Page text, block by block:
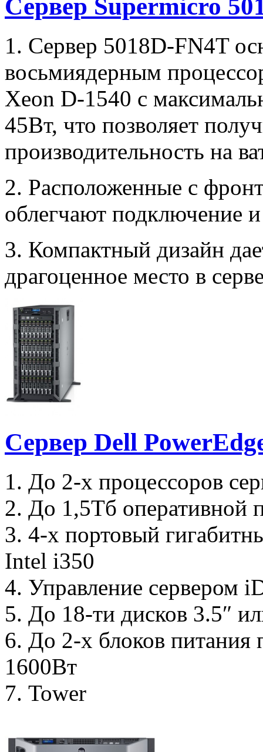
Сервер Supermicro
1. Сервер 5018D-FN4T
восьмиядерным
Xeon D-1540 с
45Вт, что позволяет
производительность на
2. Расположенные с
облегчают подключение
3. Компактный дизайн
драгоценное место в
Сервер Dell
1. До 2-х процессоров
2. До 1,5Тб оперативной
3. 4-х портовый
Intel i350
4. Управление сервером
5. До 18-ти дисков 3.5″
6. До 2-х блоков
1600Вт
7. Tower